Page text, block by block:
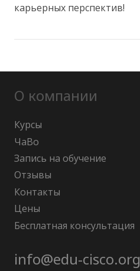
карьерных перспектив!
О компании
Курсы
ЧаВо
Запись на обучение
Отзывы
Контакты
Цены
Бесплатная консультация
info@edu-cisco.org